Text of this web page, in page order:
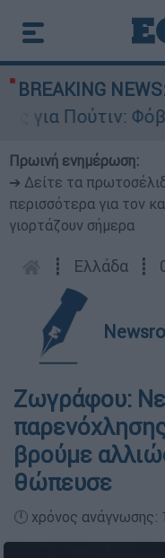
BREAKING
για Πούτιν:
Πρωινή ενημέρωση:
➔ Δείτε τα
περισσότερα για τον
γιορτάζουν σήμερα
┋ Ελλάδα ┋
Ζωγράφου:
βρούμε
θώπευσε
🕛 χρόνος